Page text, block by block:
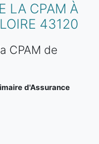
LA CPAM À
43120
CPAM de
d'Assurance